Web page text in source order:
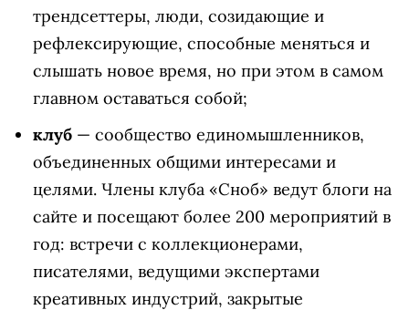
трендсеттеры, люди, созидающие и
рефлексирующие, способные меняться и
слышать новое время, но при этом в самом
главном оставаться собой;
клуб — сообщество единомышленников,
объединенных общими интересами и
целями. Члены клуба «Сноб» ведут блоги на
сайте и посещают более 200 мероприятий в
год: встречи с коллекционерами,
писателями, ведущими экспертами
креативных индустрий, закрытые